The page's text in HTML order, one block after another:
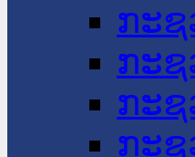
ກະຊ
ກະຊ
ກະຊ
ກະຊ